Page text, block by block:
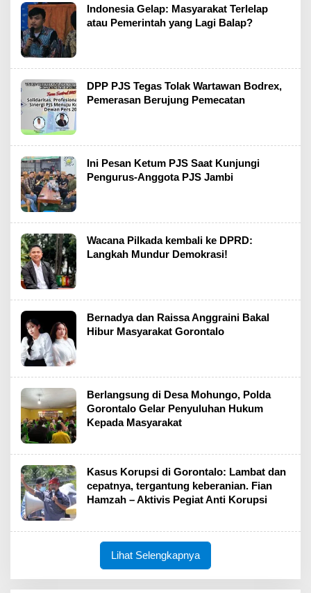
Indonesia Gelap: Masyarakat Terlelap
atau Pemerintah yang Lagi Balap?
DPP PJS Tegas Tolak Wartawan Bodrex,
Pemerasan Berujung Pemecatan
Ini Pesan Ketum PJS Saat Kunjungi
Pengurus-Anggota PJS Jambi
Wacana Pilkada kembali ke DPRD:
Langkah Mundur Demokrasi!
Bernadya dan Raissa Anggraini Bakal
Hibur Masyarakat Gorontalo
Berlangsung di Desa Mohungo, Polda
Gorontalo Gelar Penyuluhan Hukum
Kepada Masyarakat
Kasus Korupsi di Gorontalo: Lambat dan
cepatnya, tergantung keberanian. Fian
Hamzah – Aktivis Pegiat Anti Korupsi
Lihat Selengkapnya